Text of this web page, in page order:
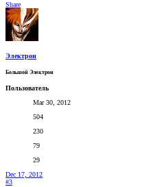
Share
Электрон
Большой Электрон
Пользователь
Mar 30, 2012
504
230
79
29
Dec 17, 2012
#3